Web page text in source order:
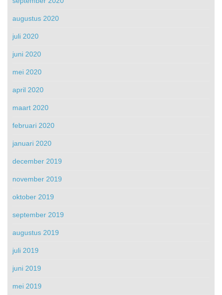
augustus 2020
juli 2020
juni 2020
mei 2020
april 2020
maart 2020
februari 2020
januari 2020
december 2019
november 2019
oktober 2019
september 2019
augustus 2019
juli 2019
juni 2019
mei 2019